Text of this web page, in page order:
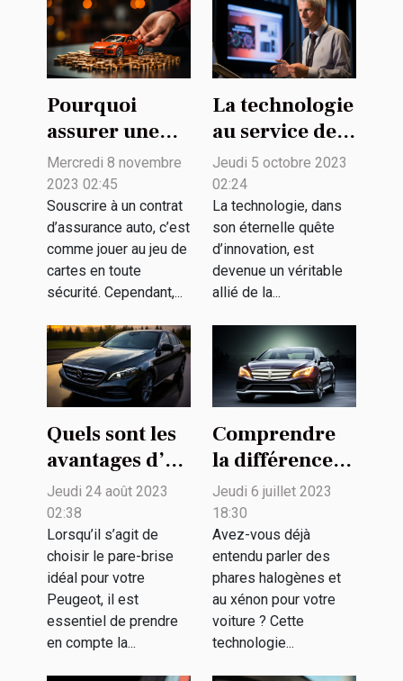
Pourquoi
assurer une
voiture ?
Mercredi 8 novembre
2023 02:45
Souscrire à un contrat
d’assurance auto, c’est
comme jouer au jeu de
cartes en toute
sécurité. Cependant,...
La technologie
au service de
la biodiversité
: enjeux et
défis
Jeudi 5 octobre 2023
02:24
La technologie, dans
son éternelle quête
d’innovation, est
devenue un véritable
allié de la...
Quels sont les
avantages d’un
pare-brise en
verre de
sécurité pour
votre Peugeot
?
Jeudi 24 août 2023
02:38
Lorsqu’il s’agit de
choisir le pare-brise
idéal pour votre
Peugeot, il est
essentiel de prendre
en compte la...
Comprendre
la différence
entre les
phares
halogènes et
au xénon pour
votre voiture
Jeudi 6 juillet 2023
18:30
Avez-vous déjà
entendu parler des
phares halogènes et
au xénon pour votre
voiture ? Cette
technologie...